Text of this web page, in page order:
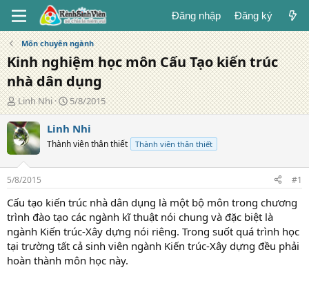
Đăng nhập Đăng ký
Môn chuyên ngành
Kinh nghiệm học môn Cấu Tạo kiến trúc
nhà dân dụng
T
á
c
g
i
ả
Linh Nhi
N
g
à
đ
g
5/8/2015
Linh Nhi
Thành viên thân thiết Thành viên thân thiết
5/8/2015 #1
Cấu tạo kiến trúc nhà dân dụng là một bộ môn trong chương
trình đào tạo các ngành kĩ thuật nói chung và đặc biệt là
ngành Kiến trúc-Xây dựng nói riêng. Trong suốt quá trình học
tại trường tất cả sinh viên ngành Kiến trúc-Xây dựng đều phải
hoàn thành môn học này.